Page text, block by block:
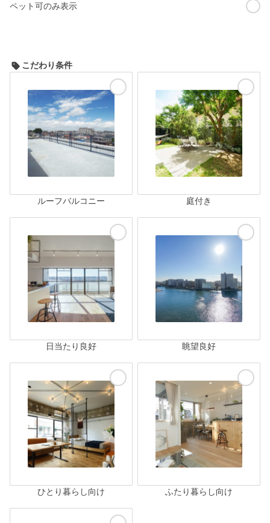
ペット可のみ表示
こだわり条件
ルーフバルコニー 庭付き
日当たり良好 眺望良好
ひとり暮らし向け ふたり暮らし向け